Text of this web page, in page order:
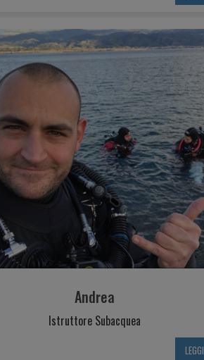
Andrea
Istruttore Subacquea
LEGGI